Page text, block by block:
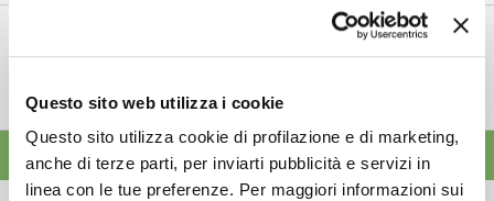
Questo sito web utilizza i cookie
Questo sito utilizza cookie di profilazione e di marketing,
anche di terze parti, per inviarti pubblicità e servizi in
linea con le tue preferenze. Per maggiori informazioni sui
Saldi Pac: ogni anno entro fine gennaio
3 Agosto 2026
tempistica predefinita e r...
ALTRE NEWS